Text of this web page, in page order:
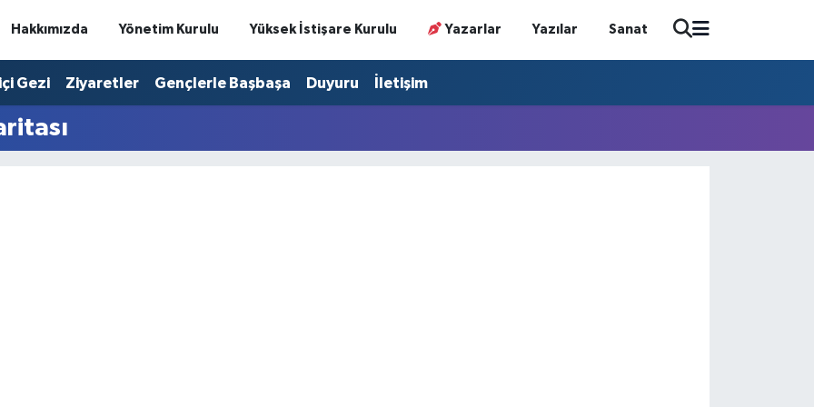
Hakkımızda Yönetim Kurulu Yüksek İstişare Kurulu Yazarlar Yazılar Sanat
Gezi Ziyaretler Gençlerle Başbaşa Duyuru İletişim